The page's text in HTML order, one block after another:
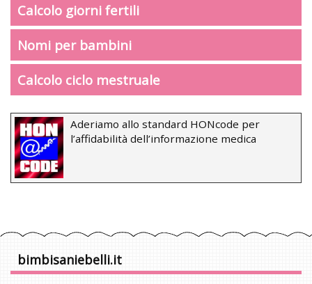
Calcolo giorni fertili
Nomi per bambini
Calcolo ciclo mestruale
Aderiamo allo standard HONcode per
l’affidabilità dell’informazione medica
bimbisaniebelli.it